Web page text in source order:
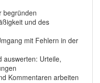
begründen
und des
mit Fehlern in der
auswerten: Urteile,
Kommentaren arbeiten